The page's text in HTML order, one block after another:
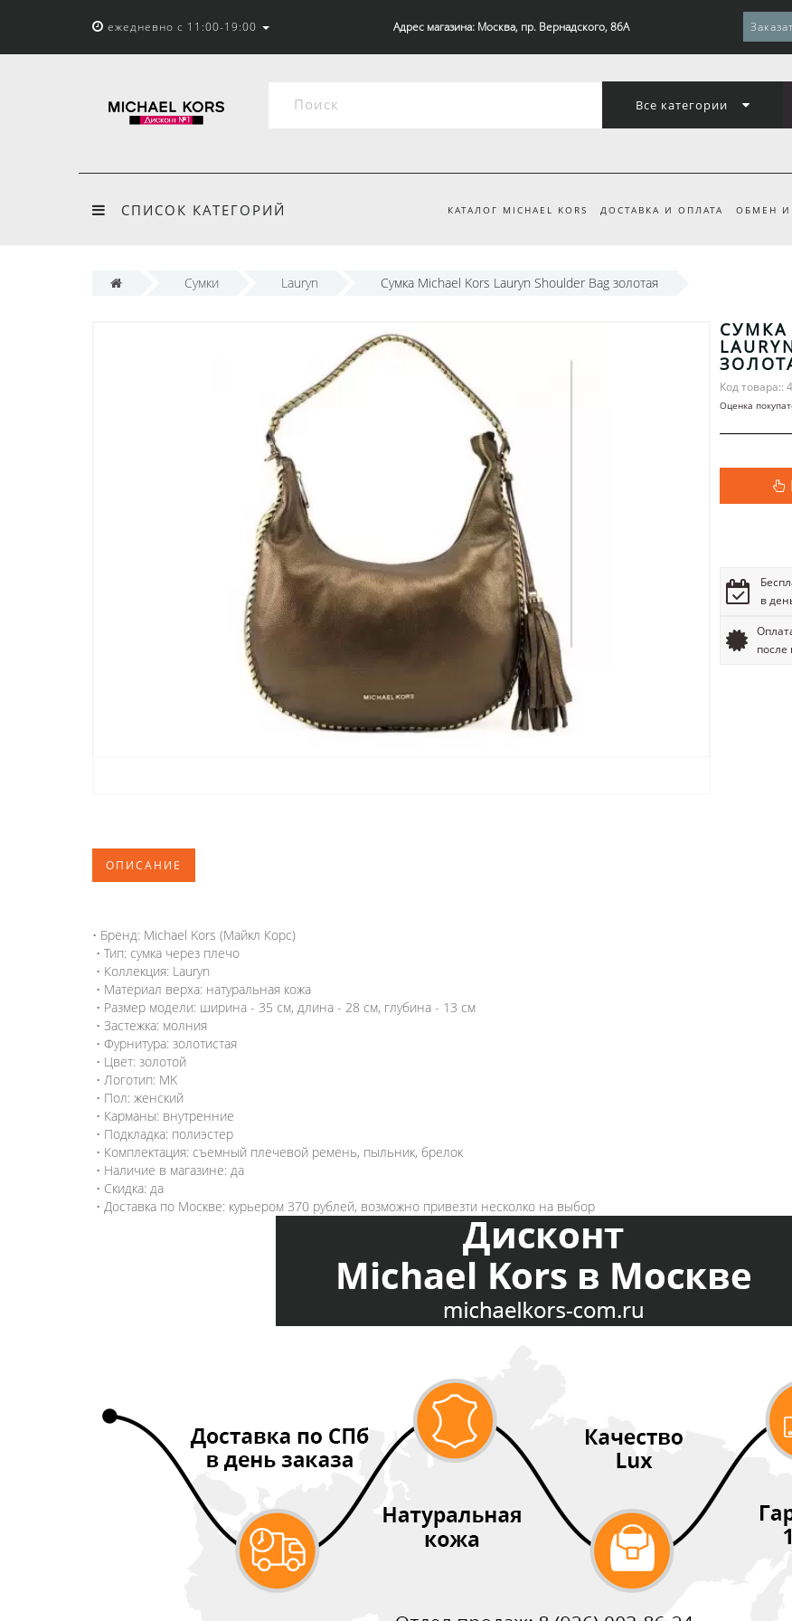
ежедневно с 11:00-19:00 Адрес магазина: Москва, пр. Вернадского, 86А
Все категории
СПИСОК КАТЕГОРИЙ КАТАЛОГ MICHAEL KORS ДОСТАВКА И ОПЛАТА ОБМЕН И
Сумки Lauryn Сумка Michael Kors Lauryn Shoulder Bag золотая
СУМКА
Код товара::
Оценка
в
ОПИСАНИЕ
• Бренд: Michael Kors (Майкл Корс)
• Тип: сумка через плечо
• Коллекция: Lauryn
• Материал верха: натуральная кожа
• Размер модели: ширина - 35 см, длина - 28 см, глубина - 13 см
• Застежка: молния
• Фурнитура: золотистая
• Цвет: золотой
• Логотип: MK
• Пол: женский
• Карманы: внутренние
• Подкладка: полиэстер
• Комплектация: съемный плечевой ремень, пыльник, брелок
• Наличие в магазине: да
• Скидка: да
• Доставка по Москве: курьером 370 рублей, возможно привезти несколко на выбор